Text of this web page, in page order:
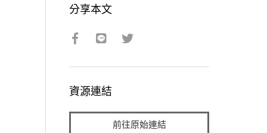
分享本文
資源連結
前往原始連結